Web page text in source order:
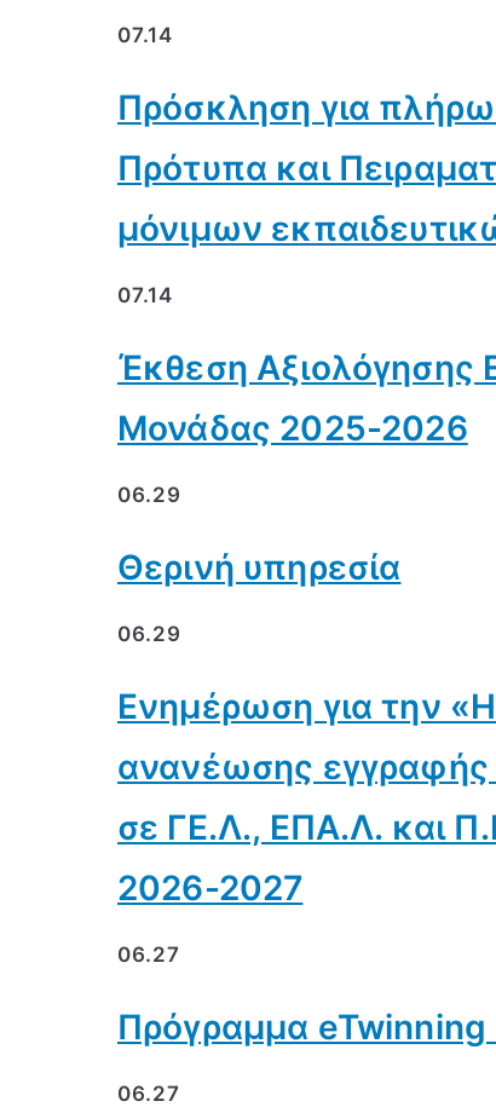
07.14
Πρόσκληση για
Πρότυπα και
μόνιμων
07.14
Έκθεση Αξιολόγησης
Μονάδας 2025-2026
06.29
Θερινή υπηρεσία
06.29
Ενημέρωση για την
ανανέωσης
σε ΓΕ.Λ., ΕΠΑ.Λ. και
2026-2027
06.27
Πρόγραμμα eTwinning
06.27